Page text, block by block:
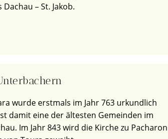
– St. Jakob.
wurde erstmals im Jahr 763 urkundlich
damit eine der ältesten Gemeinden im
Im Jahr 843 wird die Kirche zu Pacharon